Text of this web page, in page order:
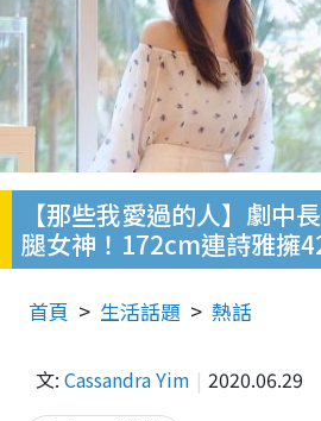
【那些我愛過的人】劇中
腿女神！172cm連詩雅擁
首頁 生活話題 熱話
文: Cassandra Yim 2020.06.29